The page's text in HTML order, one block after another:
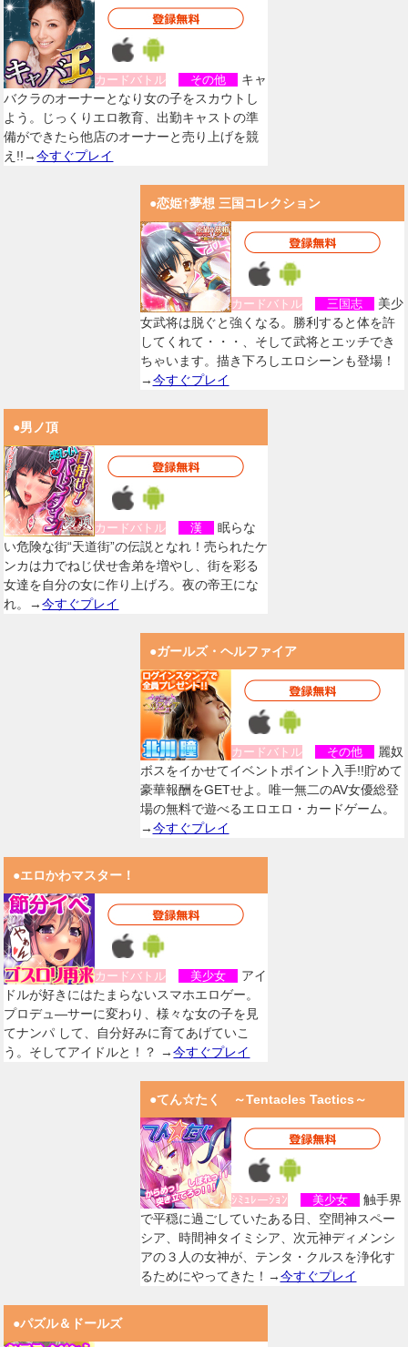
カードバトル その他
キャ
バクラのオーナーとなり女の子をスカウトし
よう。じっくりエロ教育、出勤キャストの準
備ができたら他店のオーナーと売り上げを競
え!!→今すぐプレイ
●恋姫†夢想 三国コレクション
カードバトル 三国志
美少
女武将は脱ぐと強くなる。勝利すると体を許
してくれて・・・、そして武将とエッチでき
ちゃいます。描き下ろしエロシーンも登場！
→今すぐプレイ
●男ノ頂
カードバトル 漢
眠らな
い危険な街“天道街”の伝説となれ！売られたケ
ンカは力でねじ伏せ舎弟を増やし、街を彩る
女達を自分の女に作り上げろ。夜の帝王にな
れ。→今すぐプレイ
●ガールズ・ヘルファイア
カードバトル その他
麗奴
ボスをイかせてイベントポイント入手!!貯めて
豪華報酬をGETせよ。唯一無二のAV女優総登
場の無料で遊べるエロエロ・カードゲーム。
→今すぐプレイ
●エロかわマスター！
カードバトル 美少女
アイ
ドルが好きにはたまらないスマホエロゲー。
プロデュ―サーに変わり、様々な女の子を見
てナンパ して、自分好みに育てあげていこ
う。そしてアイドルと！？ →今すぐプレイ
●てん☆たく ～Tentacles Tactics～
ｼﾐｭﾚーｼｮﾝ 美少女
触手界
で平穏に過ごしていたある日、空間神スペー
シア、時間神タイミシア、次元神ディメンシ
アの３人の女神が、テンタ・クルスを浄化す
るためにやってきた！→今すぐプレイ
●パズル＆ドールズ